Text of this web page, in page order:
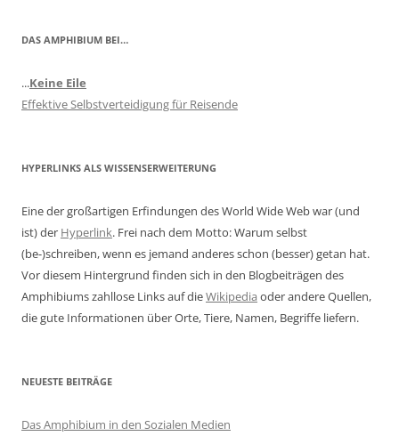
DAS AMPHIBIUM BEI…
...Keine Eile
Effektive Selbstverteidigung für Reisende
HYPERLINKS ALS WISSENSERWEITERUNG
Eine der großartigen Erfindungen des World Wide Web war (und
ist) der Hyperlink. Frei nach dem Motto: Warum selbst
(be-)schreiben, wenn es jemand anderes schon (besser) getan hat.
Vor diesem Hintergrund finden sich in den Blogbeiträgen des
Amphibiums zahllose Links auf dieWikipedia oder andere Quellen,
die gute Informationen über Orte, Tiere, Namen, Begriffe liefern.
NEUESTE BEITRÄGE
Das Amphibium in den Sozialen Medien